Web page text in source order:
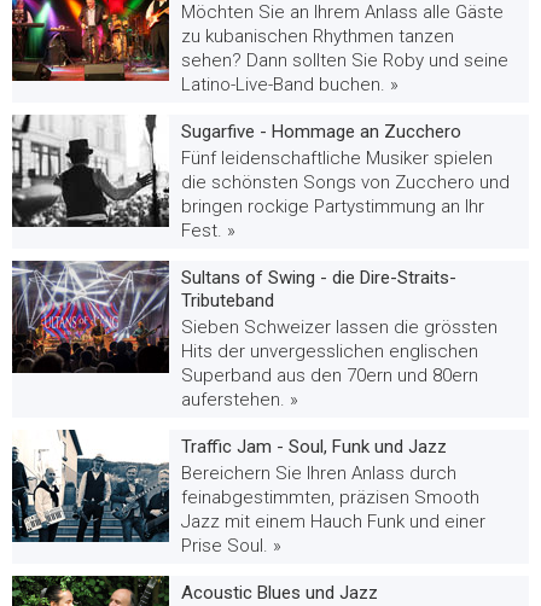
Möchten Sie an Ihrem Anlass alle Gäste
zu kubanischen Rhythmen tanzen
sehen? Dann sollten Sie Roby und seine
Latino-Live-Band buchen. »
Sugarfive - Hommage an Zucchero
Fünf leidenschaftliche Musiker spielen
die schönsten Songs von Zucchero und
bringen rockige Partystimmung an Ihr
Fest. »
Sultans of Swing - die Dire-Straits-
Tributeband
Sieben Schweizer lassen die grössten
Hits der unvergesslichen englischen
Superband aus den 70ern und 80ern
auferstehen. »
Traffic Jam - Soul, Funk und Jazz
Bereichern Sie Ihren Anlass durch
feinabgestimmten, präzisen Smooth
Jazz mit einem Hauch Funk und einer
Prise Soul. »
Acoustic Blues und Jazz